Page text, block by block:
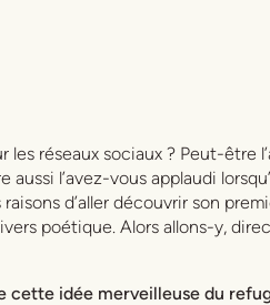
réseaux sociaux ? Peut-être
aussi l’avez-vous applaudi
d’aller découvrir son
poétique. Alors allons-y,
cette idée merveilleuse du